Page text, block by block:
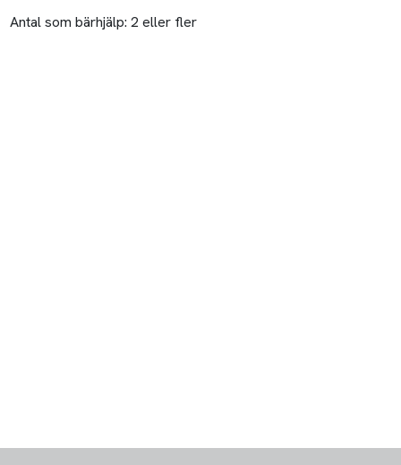
Antal som bärhjälp: 2 eller fler